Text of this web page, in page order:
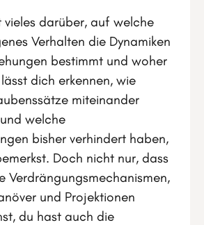
vieles darüber, auf welche
Verhalten die Dynamiken
bestimmt und woher
dich erkennen, wie
miteinander
welche
bisher verhindert haben,
Doch nicht nur, dass
Verdrängungsmechanismen,
und Projektionen
du hast auch die